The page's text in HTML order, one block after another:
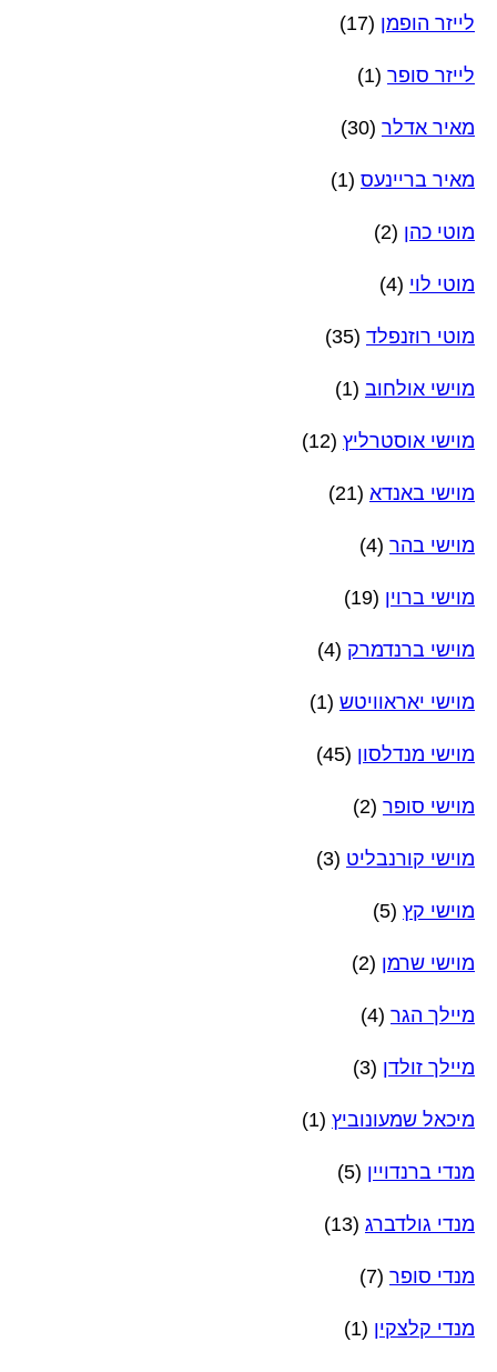
לייזר הופמן (17)
לייזר סופר (1)
מאיר אדלר (30)
מאיר בריינעס (1)
מוטי כהן (2)
מוטי לוי (4)
מוטי רוזנפלד (35)
מוישי אולחוב (1)
מוישי אוסטרליץ (12)
מוישי באנדא (21)
מוישי בהר (4)
מוישי ברוין (19)
מוישי ברנדמרק (4)
מוישי יאראוויטש (1)
מוישי מנדלסון (45)
מוישי סופר (2)
מוישי קורנבליט (3)
מוישי קץ (5)
מוישי שרמן (2)
מיילך הגר (4)
מיילך זולדן (3)
מיכאל שמעונוביץ (1)
מנדי ברנדויין (5)
מנדי גולדברג (13)
מנדי סופר (7)
מנדי קלצקין (1)